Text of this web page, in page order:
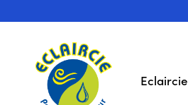
Eclaircie